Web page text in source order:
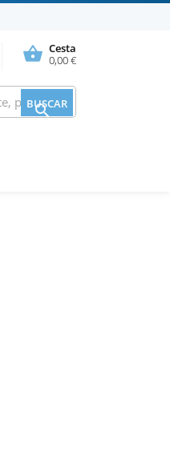
shopping_basket Cesta
0,00 €

BUSCAR